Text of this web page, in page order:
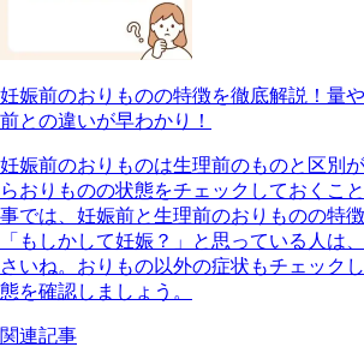
妊娠前のおりものの特徴を徹底解説！量
前との違いが早わかり！
妊娠前のおりものは生理前のものと区別
らおりものの状態をチェックしておくこ
事では、妊娠前と生理前のおりものの特
「もしかして妊娠？」と思っている人は
さいね。おりもの以外の症状もチェック
態を確認しましょう。
関連記事